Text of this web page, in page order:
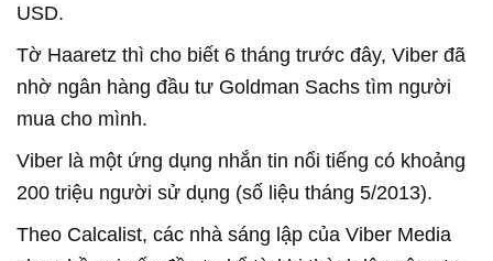
USD.
Tờ Haaretz thì cho biết 6 tháng trước đây, Viber đã
nhờ ngân hàng đầu tư Goldman Sachs tìm người
mua cho mình.
Viber là một ứng dụng nhắn tin nổi tiếng có khoảng
200 triệu người sử dụng (số liệu tháng 5/2013).
Theo Calcalist, các nhà sáng lập của Viber Media